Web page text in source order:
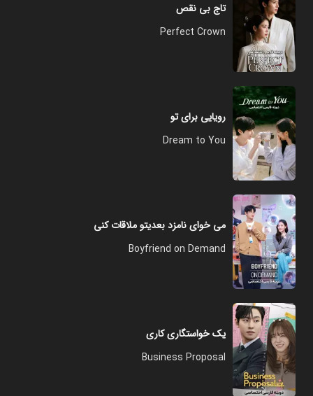
تاج بی نقص
Perfect Crown
رویایی برای تو
Dream to You
می خوای نامزد بعدیتو ملاقات کنی
Boyfriend on Demand
یک خواستگاری کاری
Business Proposal